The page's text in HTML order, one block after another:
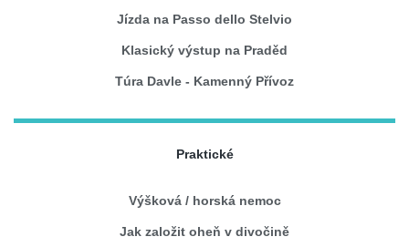
Jízda na Passo dello Stelvio
Klasický výstup na Praděd
Túra Davle - Kamenný Přívoz
Praktické
Výšková / horská nemoc
Jak založit oheň v divočině